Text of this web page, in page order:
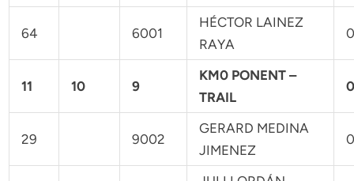
64 6001
HÉCTOR LAINEZ
RAYA
11 10 9
KM0 PONENT –
TRAIL
29 9002
GERARD MEDINA
JIMENEZ